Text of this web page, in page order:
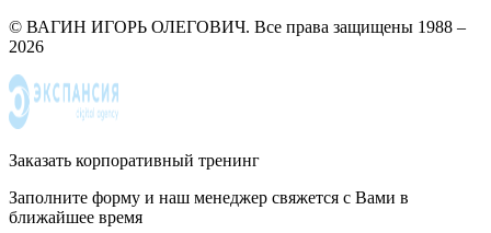
© ВАГИН ИГОРЬ ОЛЕГОВИЧ. Все права защищены 1988 –
2026
Заказать корпоративный тренинг
Заполните форму и наш менеджер свяжется с Вами в
ближайшее время